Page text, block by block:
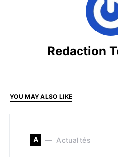
Redaction
YOU MAY ALSO LIKE
A Actualités